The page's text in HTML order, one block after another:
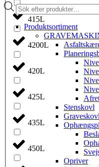
415L
4200L
420L
425L
435L
450L
Products
search
Produktsortiment
Stenskovl
Graveskovl
Opriver